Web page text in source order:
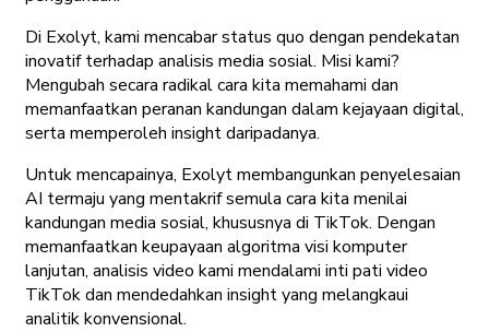
Di Exolyt, kami mencabar status quo dengan pendekatan
inovatif terhadap analisis media sosial. Misi kami?
Mengubah secara radikal cara kita memahami dan
memanfaatkan peranan kandungan dalam kejayaan digital,
serta memperoleh insight daripadanya.
Untuk mencapainya, Exolyt membangunkan penyelesaian
AI termaju yang mentakrif semula cara kita menilai
kandungan media sosial, khususnya di TikTok. Dengan
memanfaatkan keupayaan algoritma visi komputer
lanjutan, analisis video kami mendalami inti pati video
TikTok dan mendedahkan insight yang melangkaui
analitik konvensional.